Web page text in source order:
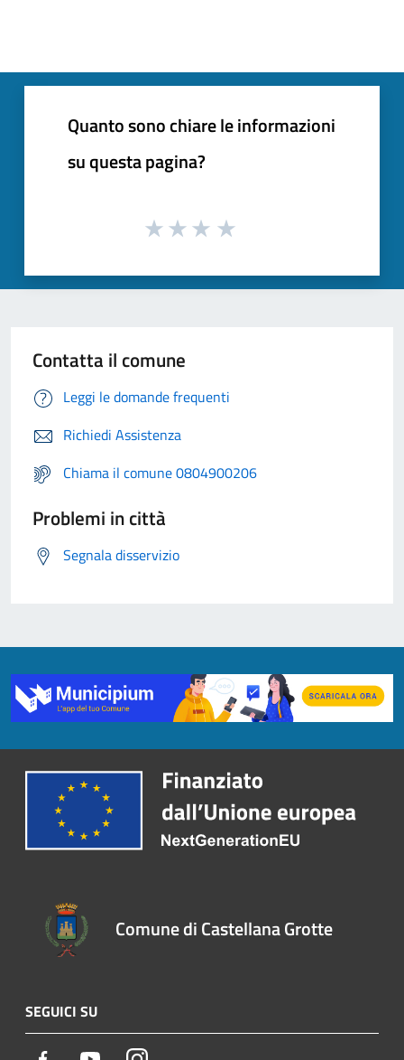
Quanto sono chiare le informazioni
su questa pagina?
Contatta il comune
Leggi le domande frequenti
Richiedi Assistenza
Chiama il comune 0804900206
Problemi in città
Segnala disservizio
Comune di Castellana Grotte
SEGUICI SU